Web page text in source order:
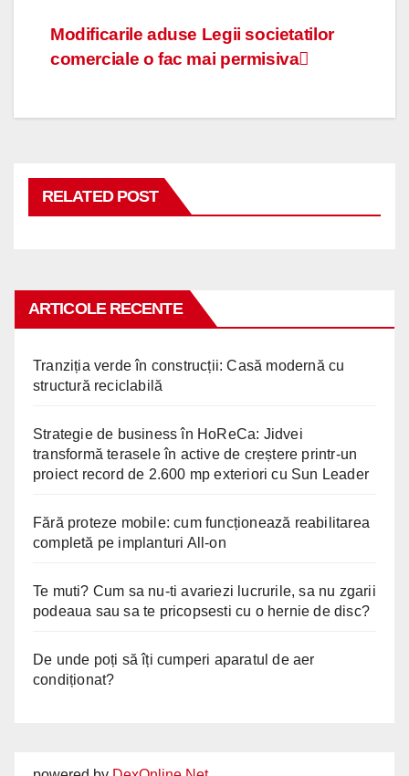
Navigare
articole
Modificarile aduse Legii societatilor
comerciale o fac mai permisiva
RELATED POST
ARTICOLE RECENTE
Tranziția verde în construcții: Casă modernă cu
structură reciclabilă
Strategie de business în HoReCa: Jidvei
transformă terasele în active de creștere printr-un
proiect record de 2.600 mp exteriori cu Sun Leader
Fără proteze mobile: cum funcționează reabilitarea
completă pe implanturi All-on
Te muti? Cum sa nu-ti avariezi lucrurile, sa nu zgarii
podeaua sau sa te pricopsesti cu o hernie de disc?
De unde poți să îți cumperi aparatul de aer
condiționat?